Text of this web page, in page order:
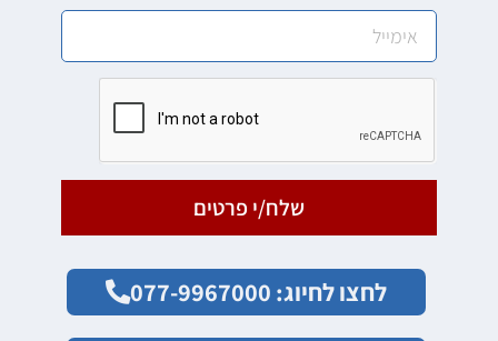
שלח/י פרטים
לחצו לחיוג: 077-9967000